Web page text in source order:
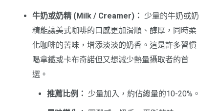
牛奶或奶精 (Milk / Creamer)： 少量的牛奶或奶
精能讓美式咖啡的口感更加滑順、醇厚，同時柔
化咖啡的苦味，增添淡淡的奶香。這是許多習慣
喝拿鐵或卡布奇諾但又想減少熱量攝取者的首
選。
推薦比例： 少量加入，約佔總量的10-20%。